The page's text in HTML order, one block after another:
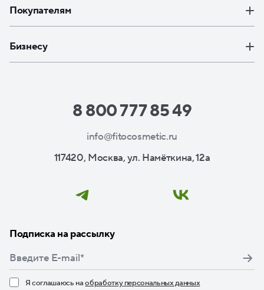
Покупателям
Бизнесу
8 800 777 85 49
info@fitocosmetic.ru
117420, Москва, ул. Намёткина, 12а
Подписка на рассылку
Я соглашаюсь наобработку персональных данных